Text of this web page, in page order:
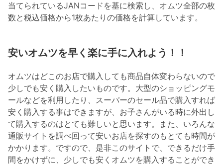
当てられているJANコードを基に検索し、オムツ全部の枚
数と税込価格から1枚あたりの価格を計算しています。
安いオムツを早く楽に手に入れよう！！
オムツはどこのお店で購入しても商品自体変わらないので
少しでも安く購入したいものです。大型のショッピングモ
ールなどを利用したり、スーパーのセール品で購入すれば
安く購入する事はできますが、お子さんがいる時に外出し
て購入するのはとても難しいと思います。また、いろんな
通販サイトを調べ回って安いお店を探すのもとても時間が
かかります。ですので、是非このサイトで、できるだけ手
間をかけずに、少しでも安くオムツを購入することができ